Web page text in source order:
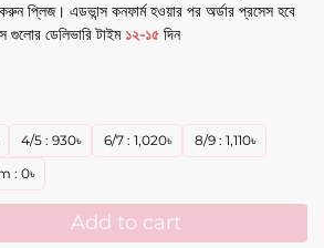
প্লিজ। এডভান্স কনফার্ম হওয়ার পর অর্ডার প্রসেস হবে
গুলোর ডেলিভারি টাইম ১২-১৫ দিন
4/5 : 930৳ 6/7 : 1,020৳ 8/9 : 1,110৳
: 0৳
Add to cart